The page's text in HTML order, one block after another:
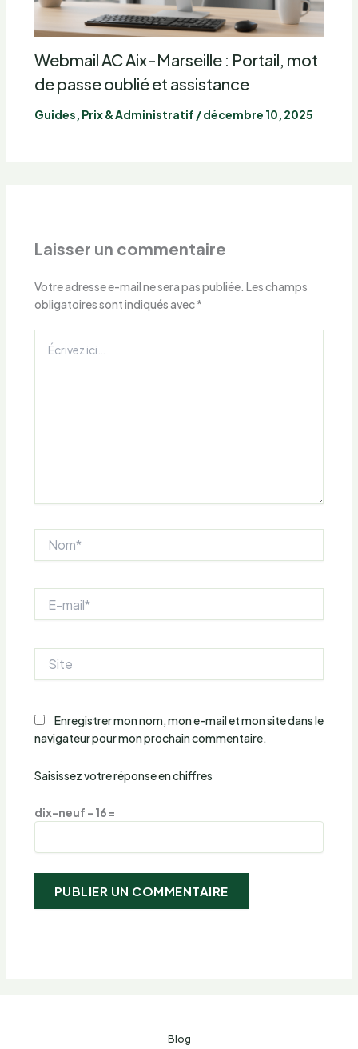
Webmail AC Aix-Marseille : Portail, mot
de passe oublié et assistance
Guides, Prix & Administratif /décembre 10, 2025
Laisser un commentaire
Votre adresse e-mail ne sera pas publiée. Les champs
obligatoires sont indiqués avec*
ici…
mail*
Enregistrer mon nom, mon e-mail et mon site dans le
navigateur pour mon prochain commentaire.
Saisissez votre réponse en chiffres
dix-neuf − 16 =
Blog